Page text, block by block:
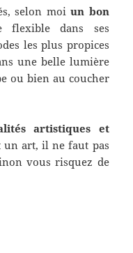
selon moiun bon
flexible dans ses
les plus propices
une belle lumière
ou bien au coucher
artistiques et
un art, il ne faut pas
vous risquez de